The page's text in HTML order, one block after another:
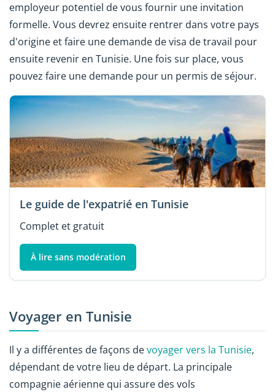
employeur potentiel de vous fournir une invitation
formelle. Vous devrez ensuite rentrer dans votre pays
d'origine et faire une demande de visa de travail pour
ensuite revenir en Tunisie. Une fois sur place, vous
pouvez faire une demande pour un permis de séjour.
Le guide de l'expatrié en Tunisie
Complet et gratuit
À lire sans modération
Voyager en Tunisie
Il y a différentes de façons devoyager vers la Tunisie,
dépendant de votre lieu de départ. La principale
compagnie aérienne qui assure des vols